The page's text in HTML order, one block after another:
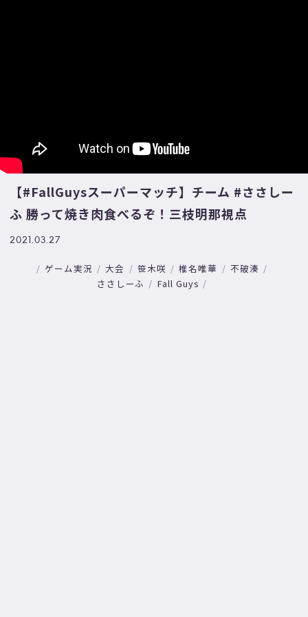
【#FallGuysスーパーマッチ​​】チーム #ささしー
ふ​ 勝って焼き肉食べるぞ！三枝明那視点
2021.03.27
ゲーム実況 大会 笹木咲 椎名唯華
不破湊
ささしーふ
Fall Guys